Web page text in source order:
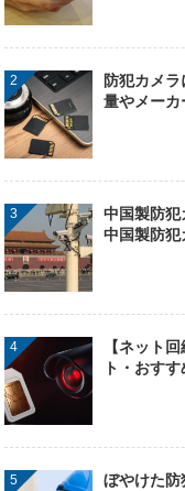
防犯カメ
量やメーカ
中国製防犯
中国製防
【ネット
ト・おす
ぼやけた